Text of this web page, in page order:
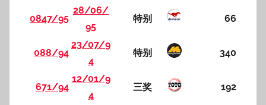
0847/95
28/06/
95
特别 66
088/94
23/07/9
4
特别 340
671/94
12/01/9
4
三奖 192